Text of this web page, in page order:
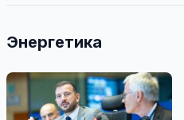
Энергетика